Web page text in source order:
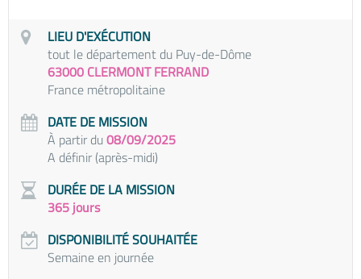
LIEU D'EXÉCUTION
tout le département du Puy-de-Dôme
63000 CLERMONT FERRAND
France métropolitaine
DATE DE MISSION
À partir du08/09/2025
A définir (après-midi)
DURÉE DE LA MISSION
365 jours
DISPONIBILITÉ SOUHAITÉE
Semaine en journée